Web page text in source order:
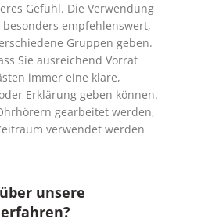
Gefühl. Die Verwendung
empfehlenswert,
Gruppen geben.
Sie ausreichend Vorrat
immer eine klare,
Erklärung geben können.
gearbeitet werden,
verwendet werden
unsere